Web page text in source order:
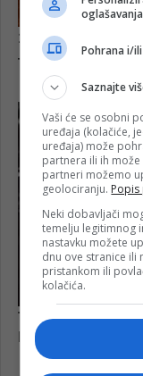
Pohrana i/
Saznajte
Vaši će se osobni
uređaja (kolačiće,
uređaja) može
partnera ili ih
partneri možemo
geolociranju. Popis
Neki dobavljači
temelju legitimnog
nastavku možete
dnu ove stranice ili
pristankom ili
kolačića.